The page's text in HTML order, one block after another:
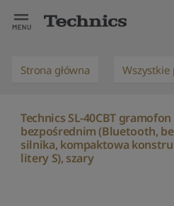
Strona główna
Technics SL-40CBT
bezpośrednim (Bluetooth,
silnika, kompaktowa
litery S), szary
Parametry Opis